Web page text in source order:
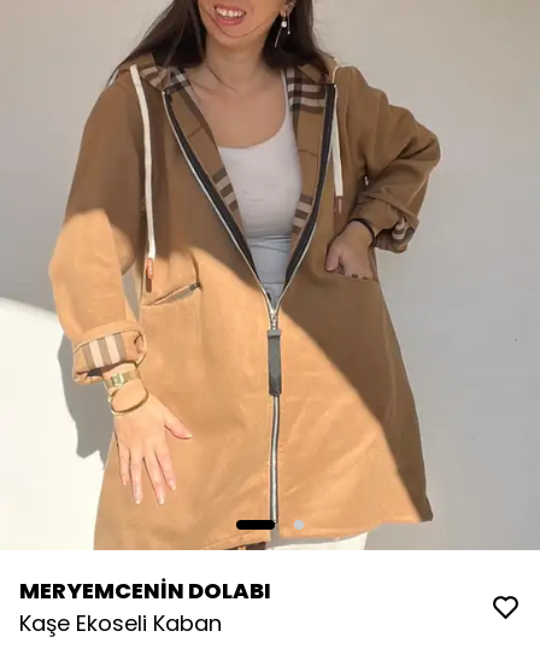
MERYEMCENİN DOLABI
Kaşe Ekoseli Kaban